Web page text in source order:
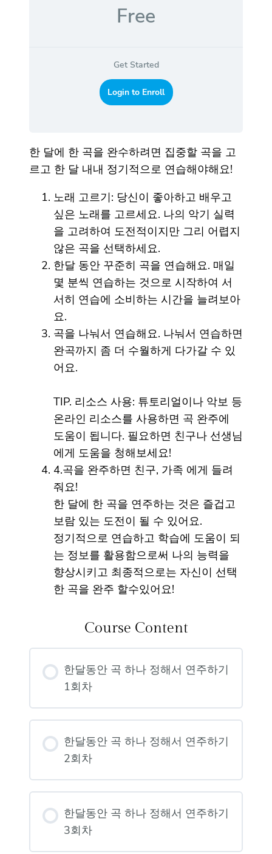
Free
Get Started
Login to Enroll
한 달에 한 곡을 완수하려면 집중할 곡을 고
르고 한 달 내내 정기적으로 연습해야해요!
노래 고르기: 당신이 좋아하고 배우고
싶은 노래를 고르세요. 나의 악기 실력
을 고려하여 도전적이지만 그리 어렵지
않은 곡을 선택하세요.
한달 동안 꾸준히 곡을 연습해요. 매일
몇 분씩 연습하는 것으로 시작하여 서
서히 연습에 소비하는 시간을 늘려보아
요.
곡을 나눠서 연습해요. 나눠서 연습하면
완곡까지 좀 더 수월하게 다가갈 수 있
어요.
TIP. 리소스 사용: 튜토리얼이나 악보 등
온라인 리소스를 사용하면 곡 완주에
도움이 됩니다. 필요하면 친구나 선생님
에게 도움을 청해보세요!
4.곡을 완주하면 친구, 가족 에게 들려
줘요!
한 달에 한 곡을 연주하는 것은 즐겁고
보람 있는 도전이 될 수 있어요.
정기적으로 연습하고 학습에 도움이 되
는 정보를 활용함으로써 나의 능력을
향상시키고 최종적으로는 자신이 선택
한 곡을 완주 할수있어요!
Course Content
한달동안 곡 하나 정해서 연주하기
1회차
한달동안 곡 하나 정해서 연주하기
2회차
한달동안 곡 하나 정해서 연주하기
3회차